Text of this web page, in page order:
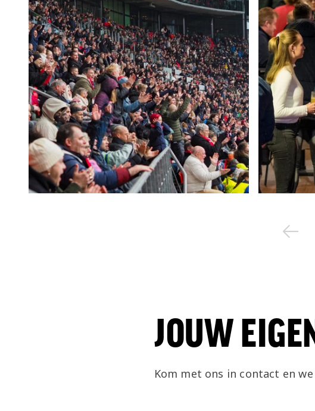
JOUW
Kom met ons in contact en